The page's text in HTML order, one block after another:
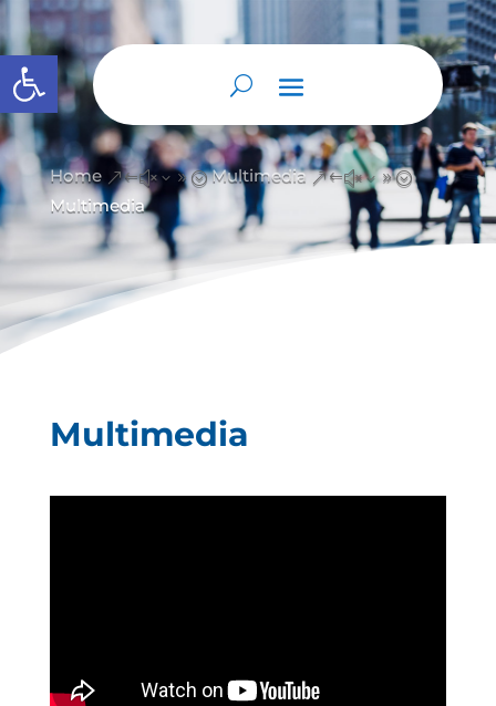
Abrir barra de herramientas
Home &#x39; Multimedia &#x39;
Multimedia
Multimedia